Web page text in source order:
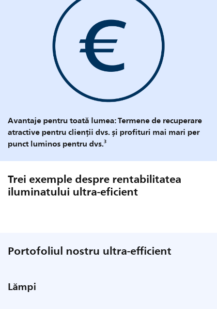
Avantaje pentru toată lumea: Termene de recuperare
atractive pentru clienții dvs. și profituri mai mari per
punct luminos pentru dvs.³
Trei exemple despre rentabilitatea
iluminatului ultra-eficient
Portofoliul nostru ultra-efficient
Lămpi